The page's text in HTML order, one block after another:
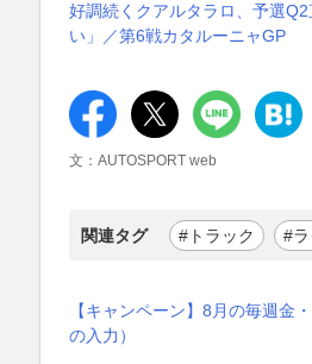
好調続くクアルタラロ、予選
い」／第6戦カタルーニャGP
文：AUTOSPORT web
関連タグ #トラック #
【キャンペーン】8月の毎週金
の入力）